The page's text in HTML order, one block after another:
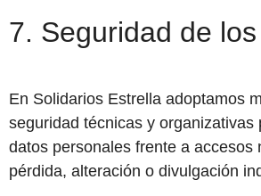
7. Seguridad de
En Solidarios Estrella adoptamos
seguridad técnicas y organizativas
datos personales frente a accesos
pérdida, alteración o divulgación